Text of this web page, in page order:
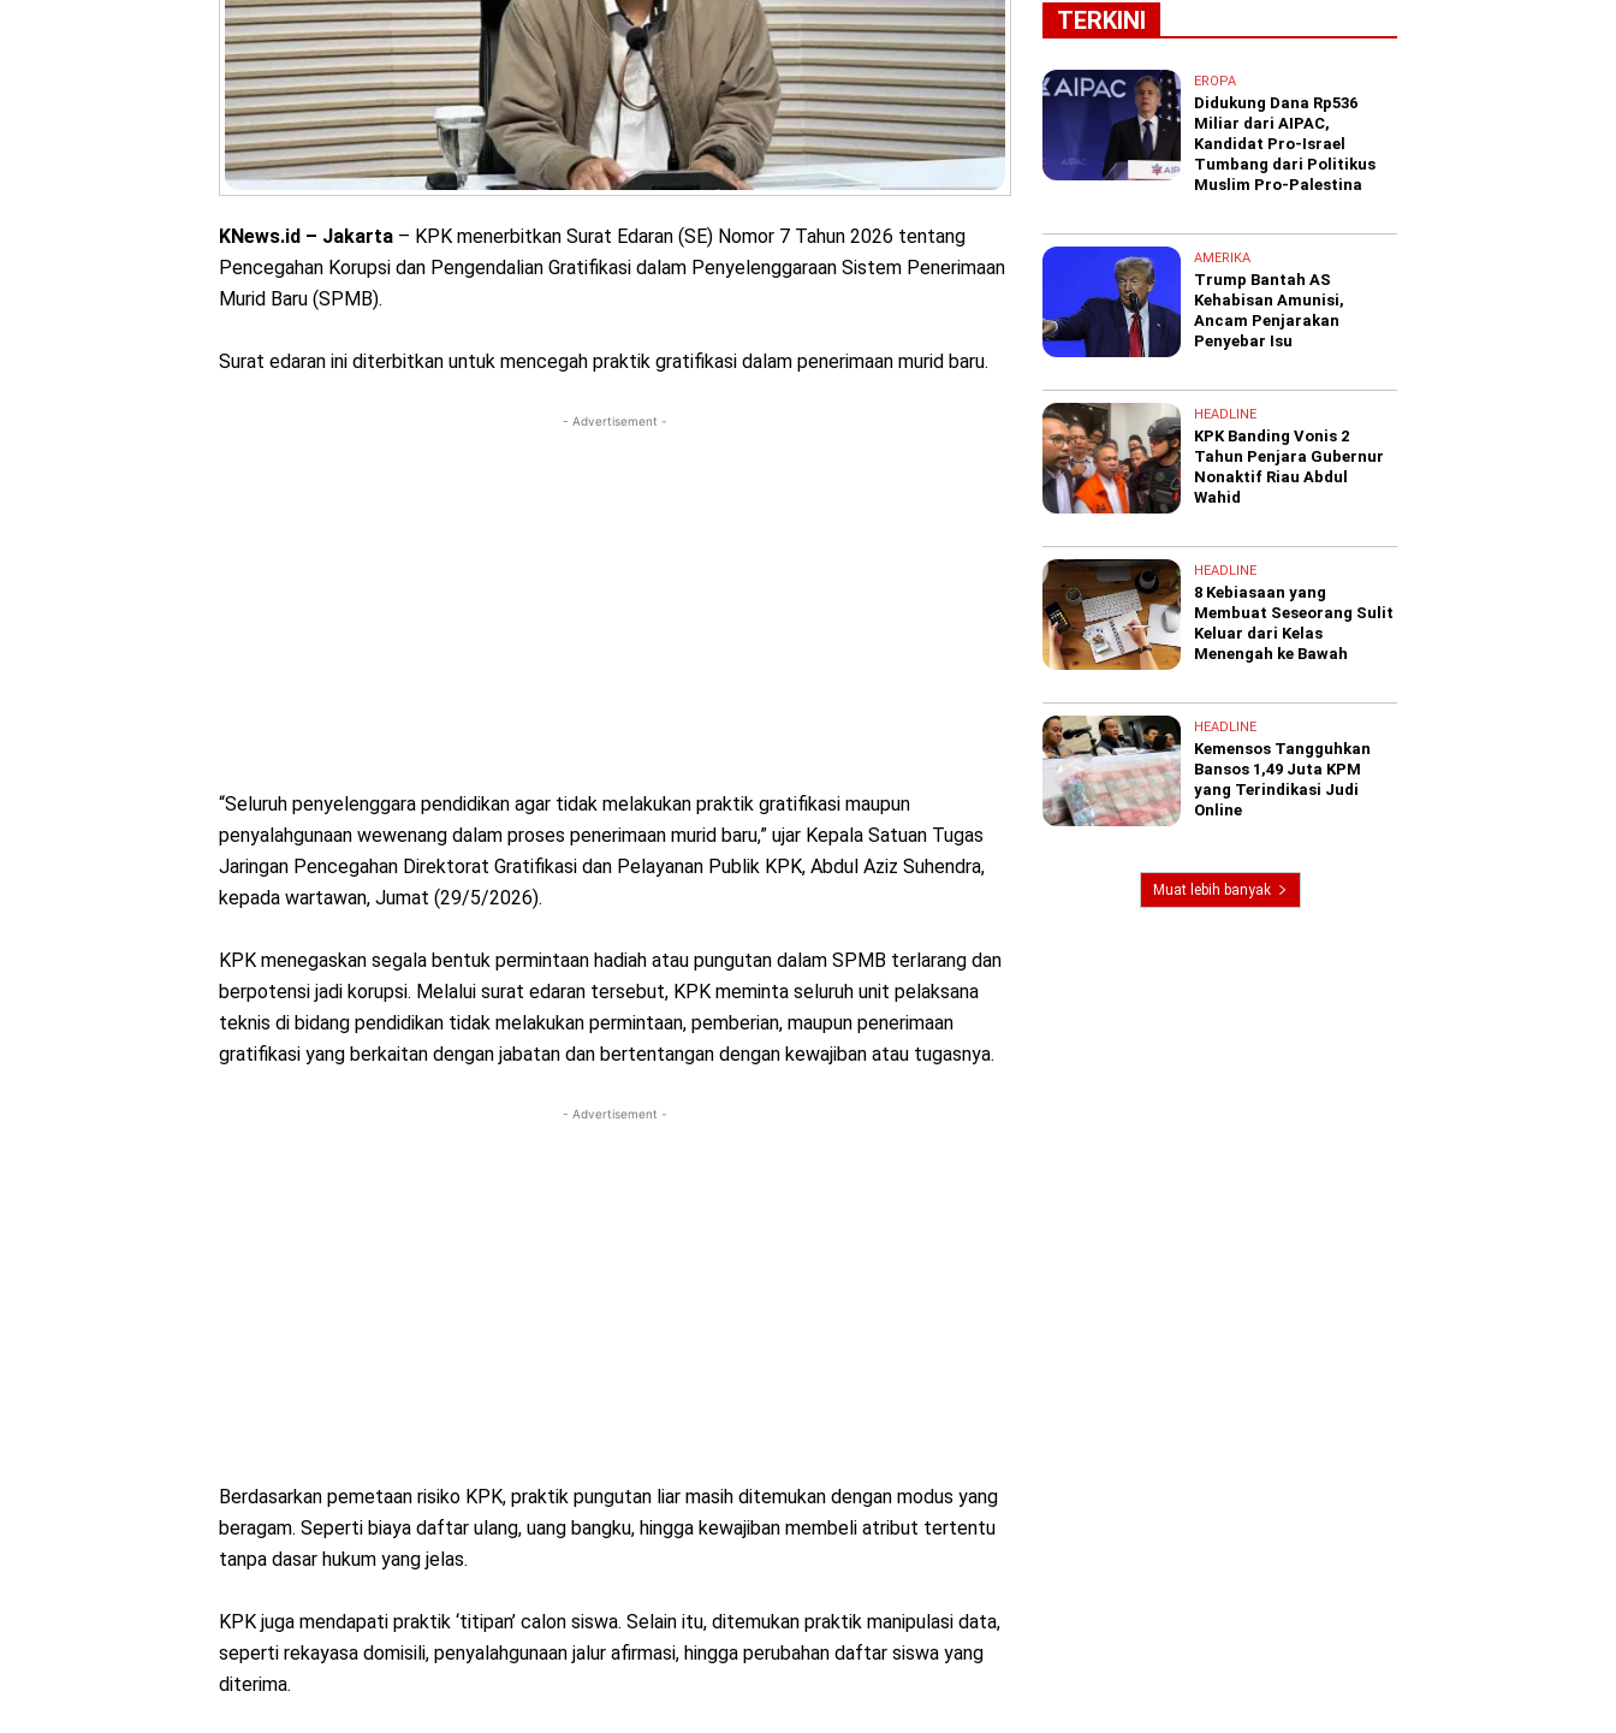
KNews.id – Jakarta – KPK menerbitkan Surat Edaran (SE) Nomor 7 Tahun 2026 tentang
Pencegahan Korupsi dan Pengendalian Gratifikasi dalam Penyelenggaraan Sistem Penerimaan
Murid Baru (SPMB).
Surat edaran ini diterbitkan untuk mencegah praktik gratifikasi dalam penerimaan murid baru.
- Advertisement -
“Seluruh penyelenggara pendidikan agar tidak melakukan praktik gratifikasi maupun
penyalahgunaan wewenang dalam proses penerimaan murid baru,” ujar Kepala Satuan Tugas
Jaringan Pencegahan Direktorat Gratifikasi dan Pelayanan Publik KPK, Abdul Aziz Suhendra,
kepada wartawan, Jumat (29/5/2026).
KPK menegaskan segala bentuk permintaan hadiah atau pungutan dalam SPMB terlarang dan
berpotensi jadi korupsi. Melalui surat edaran tersebut, KPK meminta seluruh unit pelaksana
teknis di bidang pendidikan tidak melakukan permintaan, pemberian, maupun penerimaan
gratifikasi yang berkaitan dengan jabatan dan bertentangan dengan kewajiban atau tugasnya.
- Advertisement -
Berdasarkan pemetaan risiko KPK, praktik pungutan liar masih ditemukan dengan modus yang
beragam. Seperti biaya daftar ulang, uang bangku, hingga kewajiban membeli atribut tertentu
tanpa dasar hukum yang jelas.
KPK juga mendapati praktik ‘titipan’ calon siswa. Selain itu, ditemukan praktik manipulasi data,
seperti rekayasa domisili, penyalahgunaan jalur afirmasi, hingga perubahan daftar siswa yang
diterima.
TERKINI
EROPA
Didukung Dana Rp536
Miliar dari AIPAC,
Kandidat Pro-Israel
Tumbang dari Politikus
Muslim Pro-Palestina
AMERIKA
Trump Bantah AS
Kehabisan Amunisi,
Ancam Penjarakan
Penyebar Isu
HEADLINE
KPK Banding Vonis 2
Tahun Penjara Gubernur
Nonaktif Riau Abdul
Wahid
HEADLINE
8 Kebiasaan yang
Membuat Seseorang Sulit
Keluar dari Kelas
Menengah ke Bawah
HEADLINE
Kemensos Tangguhkan
Bansos 1,49 Juta KPM
yang Terindikasi Judi
Online
Muat lebih banyak